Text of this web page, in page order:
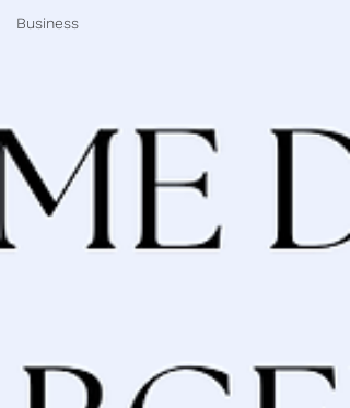
Business